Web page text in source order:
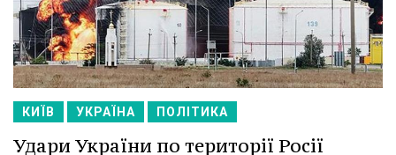
КИЇВ УКРАЇНА ПОЛІТИКА
Удари України по території Росії